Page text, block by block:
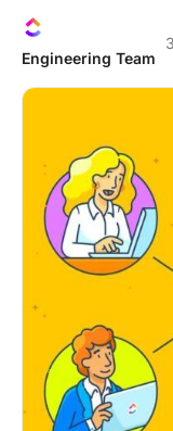
Engineering Team